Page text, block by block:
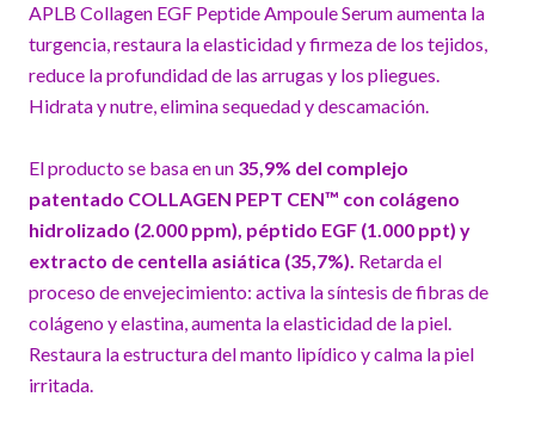
APLB Collagen EGF Peptide Ampoule Serum aumenta la
turgencia, restaura la elasticidad y firmeza de los tejidos,
reduce la profundidad de las arrugas y los pliegues.
Hidrata y nutre, elimina sequedad y descamación.
El producto se basa en un 35,9% del complejo
patentado COLLAGEN PEPT CEN™ con colágeno
hidrolizado (2.000 ppm), péptido EGF (1.000 ppt) y
extracto de centella asiática (35,7%). Retarda el
proceso de envejecimiento: activa la síntesis de fibras de
colágeno y elastina, aumenta la elasticidad de la piel.
Restaura la estructura del manto lipídico y calma la piel
irritada.